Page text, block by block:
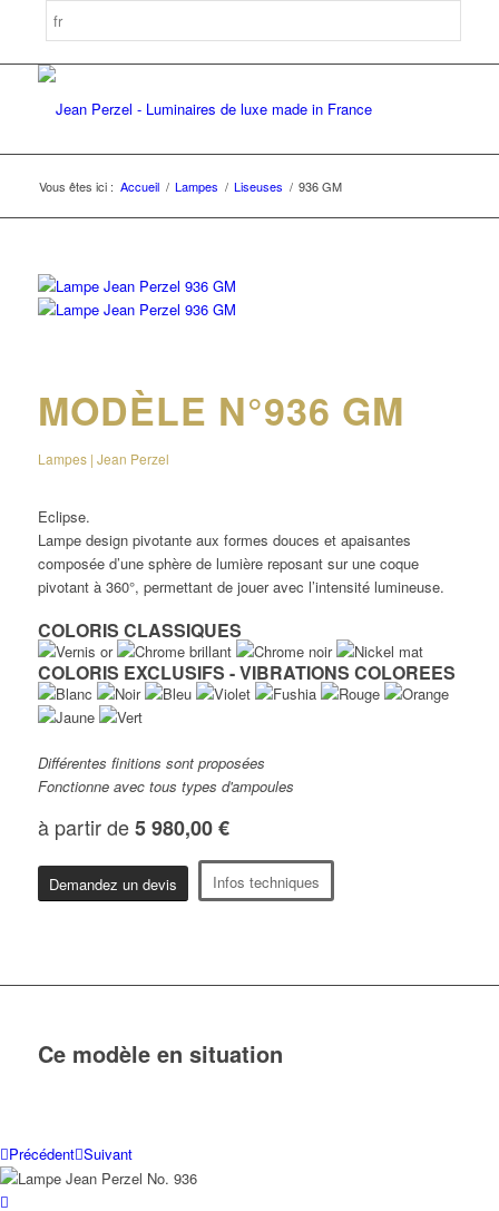
Vous êtes ici : Accueil / Lampes / Liseuses / 936 GM
MODÈLE N°936 GM
Lampes | Jean Perzel
Eclipse.
Lampe design pivotante aux formes douces et apaisantes
composée d’une sphère de lumière reposant sur une coque
pivotant à 360°, permettant de jouer avec l’intensité lumineuse.
COLORIS CLASSIQUES
COLORIS EXCLUSIFS - VIBRATIONS COLOREES
Différentes finitions sont proposées
Fonctionne avec tous types d'ampoules
à partir de5 980,00 €
Demandez un devis Infos techniques
Ce modèle en situation
Précédent Suivant